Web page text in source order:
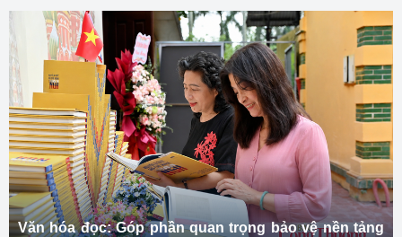
Văn hóa đọc: Góp phần quan trọng bảo vệ nền tảng